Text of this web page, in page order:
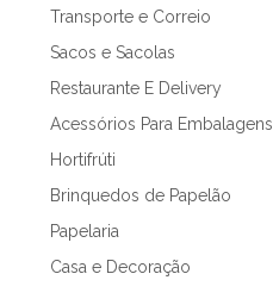
Transporte e Correio
Sacos e Sacolas
Restaurante E Delivery
Acessórios Para Embalagens
Hortifrúti
Brinquedos de Papelão
Papelaria
Casa e Decoração